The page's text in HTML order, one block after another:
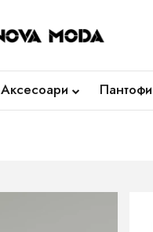
Аксесоари Пантофи